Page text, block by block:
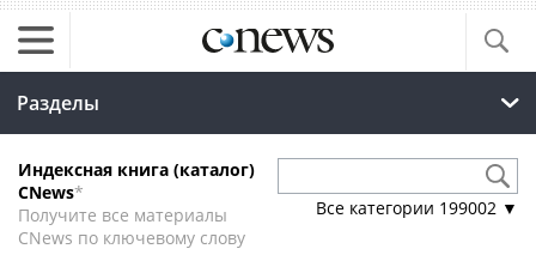
Разделы
Индексная книга (каталог)
CNews*
Получите все материалы
CNews по ключевому слову
Все категории 199002 ▼